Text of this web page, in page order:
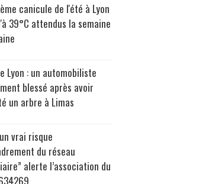
canicule de l'été à Lyon
39°C attendus la semaine
Lyon : un automobiliste
blessé après avoir
un arbre à Limas
vrai risque
du réseau
alerte l’association du